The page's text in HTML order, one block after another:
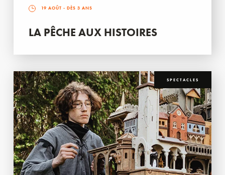
19 AOÛT - DÈS 3 ANS
LA PÊCHE AUX HISTOIRES
SPECTACLES